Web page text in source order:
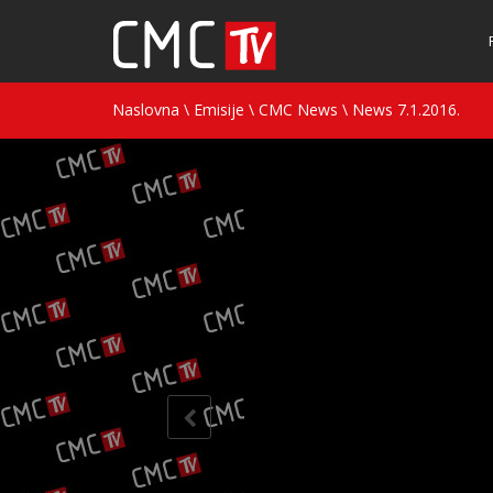
Naslovna \ Emisije \ CMC News \ News 7.1.2016.